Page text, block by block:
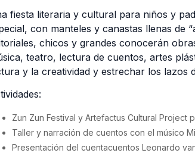
fiesta literaria y cultural para niños y
con manteles y canastas llenas de
chicos y grandes conocerán
teatro, lectura de cuentos, artes
y la creatividad y estrechar los lazos
Zun Zun Festival y Artefactus Cultural Project
Taller y narración de cuentos con el músico
Presentación del cuentacuentos Leonardo